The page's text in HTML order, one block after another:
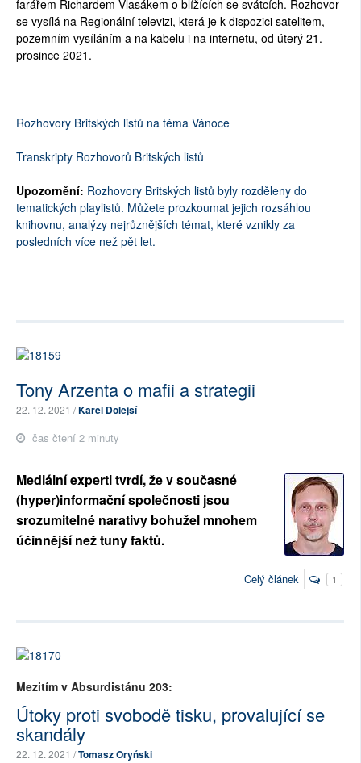
farářem Richardem Vlasákem o blížících se svátcích. Rozhovor
se vysílá na Regionální televizi, která je k dispozici satelitem,
pozemním vysíláním a na kabelu i na internetu, od úterý 21.
prosince 2021.
Rozhovory Britských listů na téma Vánoce
Transkripty Rozhovorů Britských listů
Upozornění: Rozhovory Britských listů byly rozděleny do
tematických playlistů. Můžete prozkoumat jejich rozsáhlou
knihovnu, analýzy nejrůznějších témat, které vznikly za
posledních více než pět let.
Tony Arzenta o mafii a strategii
22. 12. 2021 /Karel Dolejší
čas čtení 2 minuty
Mediální experti tvrdí, že v současné
(hyper)informační společnosti jsou
srozumitelné narativy bohužel mnohem
účinnější než tuny faktů.
Celý článek 1
Mezitím v Absurdistánu 203:
Útoky proti svobodě tisku, provalující se
skandály
22. 12. 2021 /Tomasz Oryński